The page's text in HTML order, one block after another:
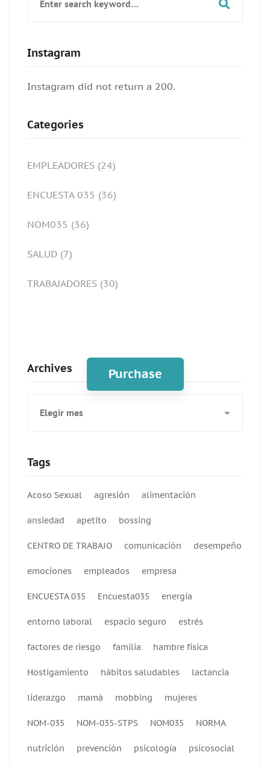
for:
Instagram
Instagram did not return a 200.
Categories
EMPLEADORES (24)
ENCUESTA 035 (36)
NOM035 (36)
SALUD (7)
TRABAJADORES (30)
Purchase
Archives
Tags
Acoso Sexual agresión alimentación
ansiedad apetito bossing
CENTRO DE TRABAJO comunicación desempeño
emociones empleados empresa
ENCUESTA 035 Encuesta035 energía
entorno laboral espacio seguro estrés
factores de riesgo familia hambre física
Hostigamiento hábitos saludables lactancia
liderazgo mamá mobbing mujeres
NOM-035 NOM-035-STPS NOM035 NORMA
nutrición prevención psicología psicosocial